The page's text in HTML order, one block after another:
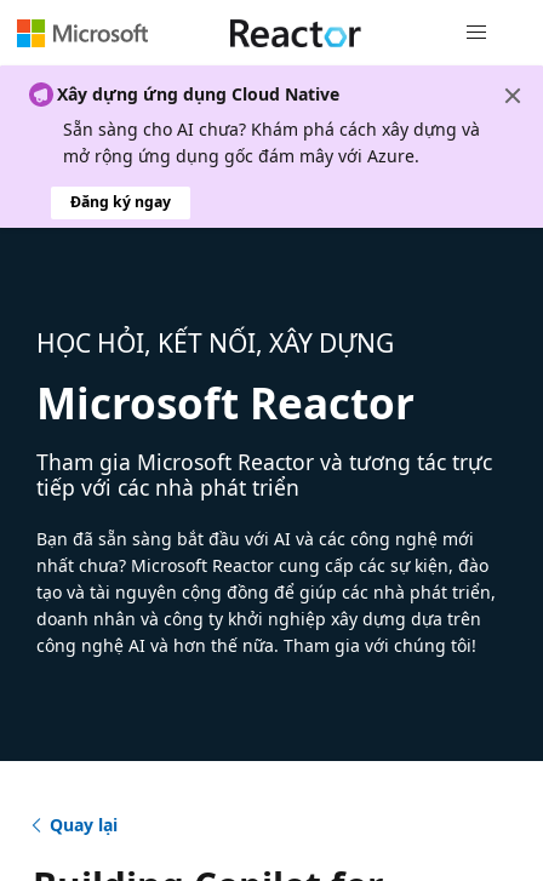
Xây dựng ứng dụng Cloud Native
Sẵn sàng cho AI chưa? Khám phá cách xây dựng và
mở rộng ứng dụng gốc đám mây với Azure.
Đăng ký ngay
HỌC HỎI, KẾT NỐI, XÂY DỰNG
Microsoft Reactor
Tham gia Microsoft Reactor và tương tác trực
tiếp với các nhà phát triển
Bạn đã sẵn sàng bắt đầu với AI và các công nghệ mới
nhất chưa? Microsoft Reactor cung cấp các sự kiện, đào
tạo và tài nguyên cộng đồng để giúp các nhà phát triển,
doanh nhân và công ty khởi nghiệp xây dựng dựa trên
công nghệ AI và hơn thế nữa. Tham gia với chúng tôi!
Quay lại